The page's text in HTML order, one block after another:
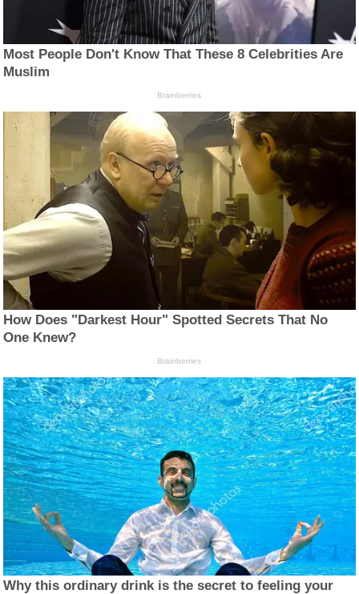
Most People Don't Know That These 8 Celebrities Are
Muslim
Brainberries
How Does "Darkest Hour" Spotted Secrets That No
One Knew?
Brainberries
Why this ordinary drink is the secret to feeling your